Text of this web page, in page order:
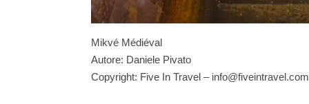
Mikvé Médiéval
Autore: Daniele Pivato
Copyright: Five In Travel – info@fiveintravel.com